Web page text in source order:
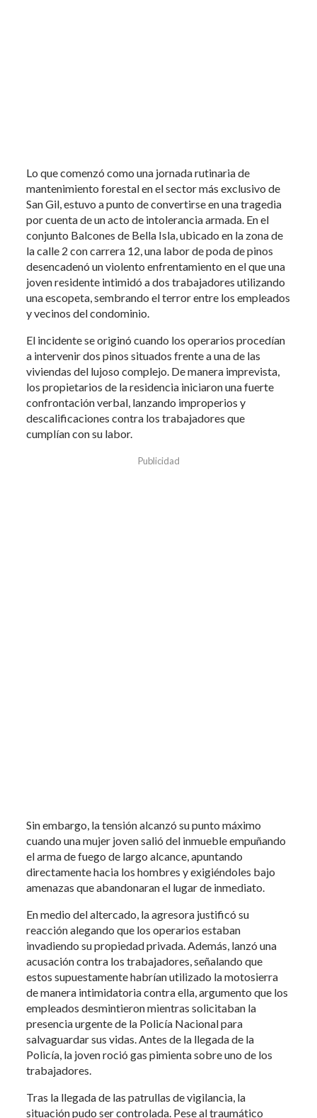
Lo que comenzó como una jornada rutinaria de
mantenimiento forestal en el sector más exclusivo de
San Gil, estuvo a punto de convertirse en una tragedia
por cuenta de un acto de intolerancia armada. En el
conjunto Balcones de Bella Isla, ubicado en la zona de
la calle 2 con carrera 12, una labor de poda de pinos
desencadenó un violento enfrentamiento en el que una
joven residente intimidó a dos trabajadores utilizando
una escopeta, sembrando el terror entre los empleados
y vecinos del condominio.
El incidente se originó cuando los operarios procedían
a intervenir dos pinos situados frente a una de las
viviendas del lujoso complejo. De manera imprevista,
los propietarios de la residencia iniciaron una fuerte
confrontación verbal, lanzando improperios y
descalificaciones contra los trabajadores que
cumplían con su labor.
Publicidad
Sin embargo, la tensión alcanzó su punto máximo
cuando una mujer joven salió del inmueble empuñando
el arma de fuego de largo alcance, apuntando
directamente hacia los hombres y exigiéndoles bajo
amenazas que abandonaran el lugar de inmediato.
En medio del altercado, la agresora justificó su
reacción alegando que los operarios estaban
invadiendo su propiedad privada. Además, lanzó una
acusación contra los trabajadores, señalando que
estos supuestamente habrían utilizado la motosierra
de manera intimidatoria contra ella, argumento que los
empleados desmintieron mientras solicitaban la
presencia urgente de la Policía Nacional para
salvaguardar sus vidas. Antes de la llegada de la
Policía, la joven roció gas pimienta sobre uno de los
trabajadores.
Tras la llegada de las patrullas de vigilancia, la
situación pudo ser controlada. Pese al traumático